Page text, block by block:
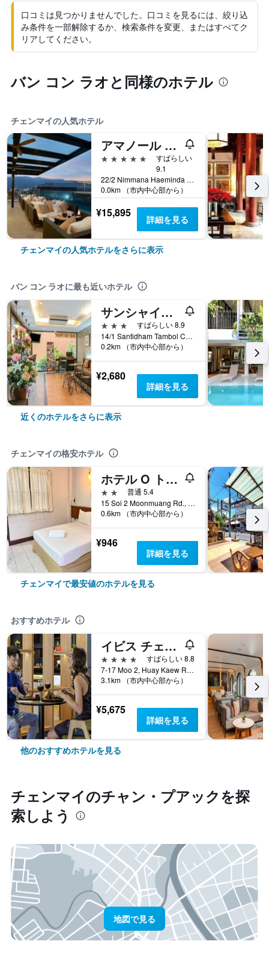
口コミは見つかりませんでした。口コミを見るには、絞り込
み条件を一部解除するか、検索条件を変更、またはすべてク
リアしてください。
バン コン ラオと同様のホテル
チェンマイの人気ホテル
アマノール オテル チェンマイ
5つ星
すばらしい
9.1
22/2 Nimmana Haeminda Road Soi 9, チェンマイ, タイ
0.0km （市内中心部から）
¥15,895 詳細を見る
チェンマイの人気ホテルをさらに表示
バン コン ラオに最も近いホテル
サンシャイン ハウス
3つ星
すばらしい 8.9
14/1 Santidham Tambol Changpuek, チェンマイ, タイ
0.2km （市内中心部から）
¥2,680
詳細を見る
近くのホテルをさらに表示
チェンマイの格安ホテル
ホテル O トップ ノース ゲストハウス
2つ星
普通 5.4
15 Soi 2 Moonmuang Rd., Pra Sing, Muang, チェンマイ, タイ
0.6km （市内中心部から）
¥946
詳細を見る
チェンマイで最安値のホテルを見る
おすすめホテル
イビス チェンマイ ニマン ジャーニーハブ
4つ星
すばらしい 8.8
7-17 Moo 2, Huay Kaew Road Chang Phueak, Muang, チェンマイ, タイ
3.1km （市内中心部から）
¥5,675
詳細を見る
他のおすすめホテルを見る
チェンマイ​のチャン・プアック​を探
索しよう
地図で見る